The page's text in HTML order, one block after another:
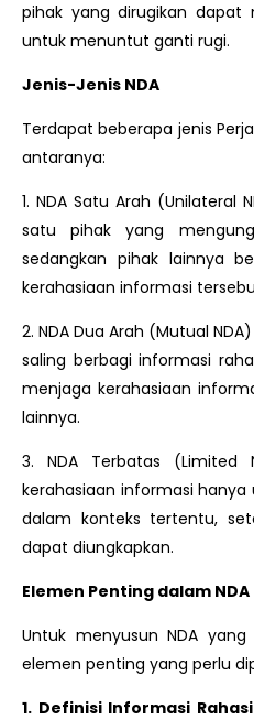
pihak yang dirugikan dapat
untuk menuntut ganti rugi.
Jenis-Jenis NDA
Terdapat beberapa jenis
antaranya:
1. NDA Satu Arah (Unilateral
satu pihak yang
sedangkan pihak lainnya
kerahasiaan informasi
2. NDA Dua Arah (Mutual
saling berbagi informasi
menjaga kerahasiaan
lainnya.
3. NDA Terbatas (Limited
kerahasiaan informasi
dalam konteks tertentu,
dapat diungkapkan.
Elemen Penting dalam NDA
Untuk menyusun NDA
elemen penting yang perlu
1. Definisi Informasi